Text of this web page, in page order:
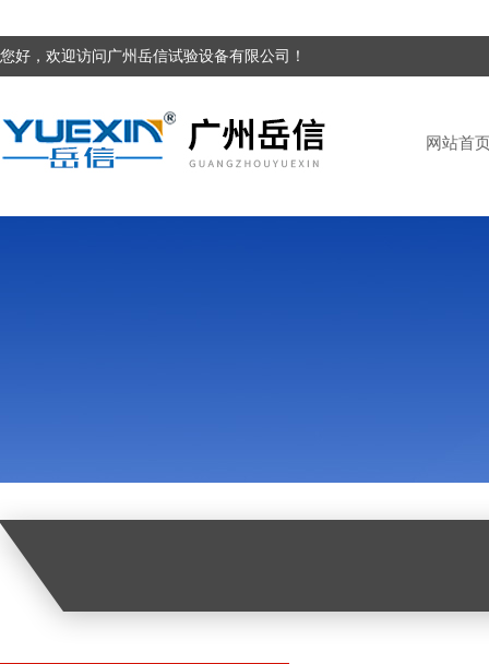
您好，欢迎访问广州岳信试验设备有限公司！
网站首